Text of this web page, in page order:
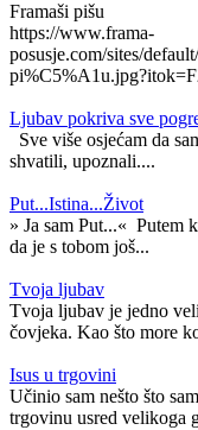
Framaši pišu
https://www.frama-
posusje.com/sites/
Ljubav pokriva sve
Sve više osjećam da
shvatili, upoznali....
Put...Istina...Život
» Ja sam Put...« Putem
da je s tobom još...
Tvoja ljubav
Tvoja ljubav je jedno
čovjeka. Kao što more
Isus u trgovini
Učinio sam nešto što
trgovinu usred velikoga